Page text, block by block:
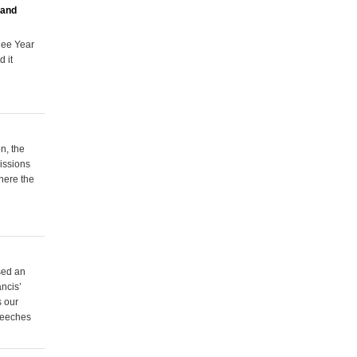
Year
it
the
the
an
our